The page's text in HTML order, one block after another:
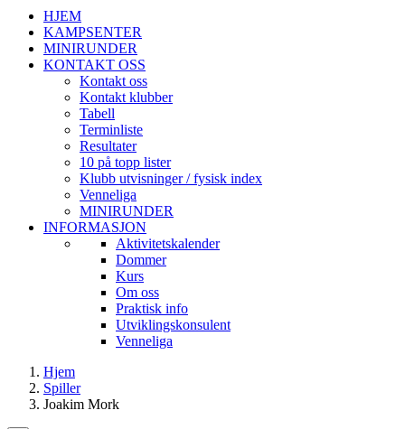
HJEM
KAMPSENTER
MINIRUNDER
KONTAKT OSS
Kontakt oss
Kontakt klubber
Tabell
Terminliste
Resultater
10 på topp lister
Klubb utvisninger / fysisk index
Venneliga
MINIRUNDER
INFORMASJON
Aktivitetskalender
Dommer
Kurs
Om oss
Praktisk info
Utviklingskonsulent
Venneliga
Hjem
Spiller
Joakim Mork